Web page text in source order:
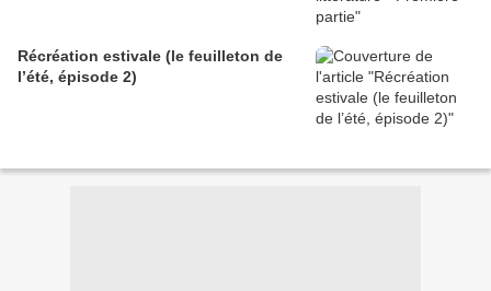
Récréation estivale (le feuilleton de
l’été, épisode 2)